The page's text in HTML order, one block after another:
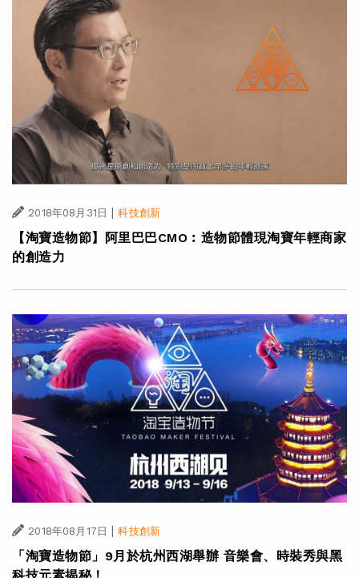
2018年08月31日 | 科技創新
【淘寶造物節】阿里巴巴CMO︰造物節體現淘寶年輕商家
的創造力
2018年08月17日 | 科技創新
「淘寶造物節」9月於杭州西湖舉辦 音樂會、時裝秀與黑